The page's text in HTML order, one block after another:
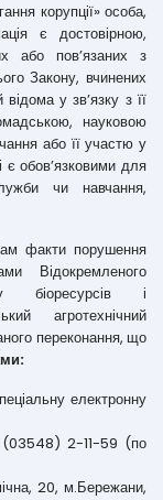
корупції» особа,
є достовірною,
або пов’язаних з
Закону, вчинених
у зв’язку з її
науковою
або її участю у
є обов’язковими для
чи навчання,
факти порушення
Відокремленого
біоресурсів і
агротехнічний
переконання, що
електронну
(03548) 2-11-59 (по
20, м.Бережани,